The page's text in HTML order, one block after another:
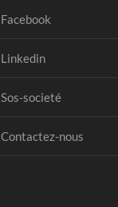
Facebook
Linkedin
Sos-societé
Contactez-nous